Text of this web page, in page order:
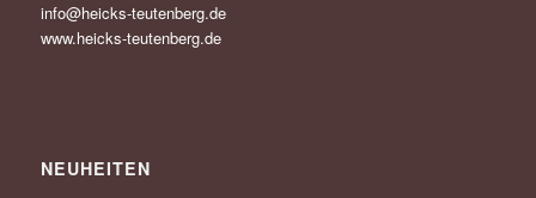
info@heicks-teutenberg.de
www.heicks-teutenberg.de
NEUHEITEN